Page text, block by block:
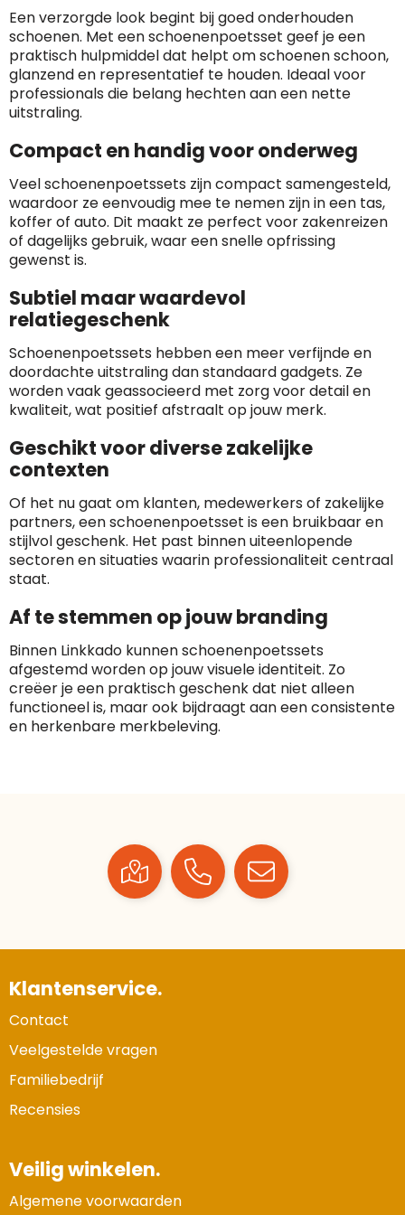
Een verzorgde look begint bij goed onderhouden
schoenen. Met een schoenenpoetsset geef je een
praktisch hulpmiddel dat helpt om schoenen schoon,
glanzend en representatief te houden. Ideaal voor
professionals die belang hechten aan een nette
uitstraling.
Compact en handig voor onderweg
Veel schoenenpoetssets zijn compact samengesteld,
waardoor ze eenvoudig mee te nemen zijn in een tas,
koffer of auto. Dit maakt ze perfect voor zakenreizen
of dagelijks gebruik, waar een snelle opfrissing
gewenst is.
Subtiel maar waardevol
relatiegeschenk
Schoenenpoetssets hebben een meer verfijnde en
doordachte uitstraling dan standaard gadgets. Ze
worden vaak geassocieerd met zorg voor detail en
kwaliteit, wat positief afstraalt op jouw merk.
Geschikt voor diverse zakelijke
contexten
Of het nu gaat om klanten, medewerkers of zakelijke
partners, een schoenenpoetsset is een bruikbaar en
stijlvol geschenk. Het past binnen uiteenlopende
sectoren en situaties waarin professionaliteit centraal
staat.
Af te stemmen op jouw branding
Binnen Linkkado kunnen schoenenpoetssets
afgestemd worden op jouw visuele identiteit. Zo
creëer je een praktisch geschenk dat niet alleen
functioneel is, maar ook bijdraagt aan een consistente
en herkenbare merkbeleving.
Klantenservice.
Contact
Veelgestelde vragen
Familiebedrijf
Recensies
Veilig winkelen.
Algemene voorwaarden
mailadres
BEDRIJFSGEGEVENS
Bedrijfsnaam
Domein: linkkado.be
Oprichting van de
onderneming
2026
Aantal werknemers: 1-10
Trustindex-certificaat
gedetecteerd
Blacklist Geen site op de zwarte lijst
Geldig SSL-certificaat
Spam
Websites die consequent een hoog niveau
van klanttevredenheid handhaven en
voldoen aan een hoog niveau van
veiligheidsprotocol, kunnen Trustindex-
certificaat verkrijgen. Zoekt u bij het winkelen
met vertrouwen!
Voor bedrijven
Bouwt u vertrouwen op en verhoogt u uw
verkoop met de Trustindex-certificaat.
Meer informatie